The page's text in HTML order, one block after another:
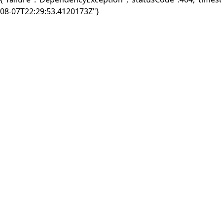
08-07T22:29:53.4120173Z"}